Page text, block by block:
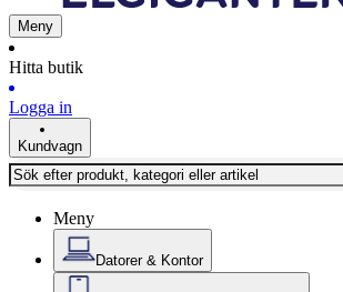
Meny
Hitta butik
Logga in
Kundvagn
Meny
Datorer & Kontor